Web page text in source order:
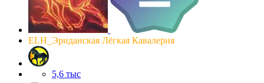
ELH_Эриданская Лёгкая Кавалерия
5,6 тыс